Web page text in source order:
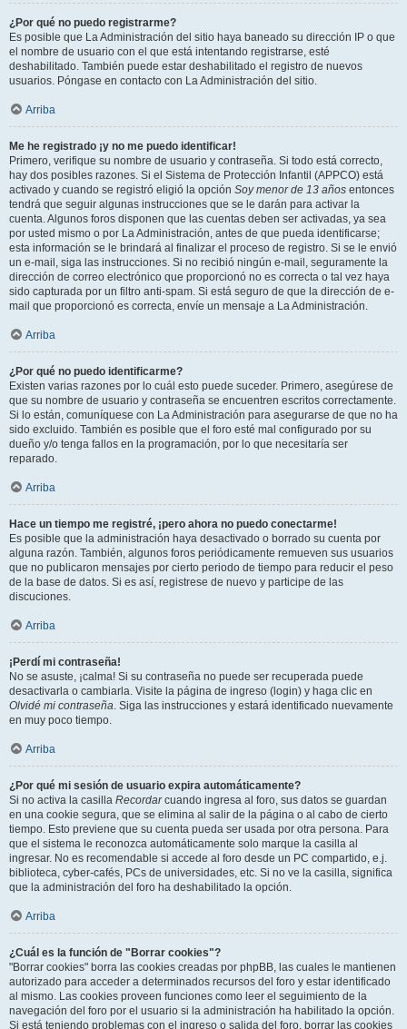
¿Por qué no puedo registrarme?
Es posible que La Administración del sitio haya baneado su dirección IP o que
el nombre de usuario con el que está intentando registrarse, esté
deshabilitado. También puede estar deshabilitado el registro de nuevos
usuarios. Póngase en contacto con La Administración del sitio.
Arriba
Me he registrado ¡y no me puedo identificar!
Primero, verifique su nombre de usuario y contraseña. Si todo está correcto,
hay dos posibles razones. Si el Sistema de Protección Infantil (APPCO) está
activado y cuando se registró eligió la opción Soy menor de 13 años entonces
tendrá que seguir algunas instrucciones que se le darán para activar la
cuenta. Algunos foros disponen que las cuentas deben ser activadas, ya sea
por usted mismo o por La Administración, antes de que pueda identificarse;
esta información se le brindará al finalizar el proceso de registro. Si se le envió
un e-mail, siga las instrucciones. Si no recibió ningún e-mail, seguramente la
dirección de correo electrónico que proporcionó no es correcta o tal vez haya
sido capturada por un filtro anti-spam. Si está seguro de que la dirección de e-
mail que proporcionó es correcta, envíe un mensaje a La Administración.
Arriba
¿Por qué no puedo identificarme?
Existen varias razones por lo cuál esto puede suceder. Primero, asegúrese de
que su nombre de usuario y contraseña se encuentren escritos correctamente.
Si lo están, comuníquese con La Administración para asegurarse de que no ha
sido excluido. También es posible que el foro esté mal configurado por su
dueño y/o tenga fallos en la programación, por lo que necesitaría ser
reparado.
Arriba
Hace un tiempo me registré, ¡pero ahora no puedo conectarme!
Es posible que la administración haya desactivado o borrado su cuenta por
alguna razón. También, algunos foros periódicamente remueven sus usuarios
que no publicaron mensajes por cierto periodo de tiempo para reducir el peso
de la base de datos. Si es así, registrese de nuevo y participe de las
discuciones.
Arriba
¡Perdí mi contraseña!
No se asuste, ¡calma! Si su contraseña no puede ser recuperada puede
desactivarla o cambiarla. Visite la página de ingreso (login) y haga clic en
Olvidé mi contraseña. Siga las instrucciones y estará identificado nuevamente
en muy poco tiempo.
Arriba
¿Por qué mi sesión de usuario expira automáticamente?
Si no activa la casilla Recordarcuando ingresa al foro, sus datos se guardan
en una cookie segura, que se elimina al salir de la página o al cabo de cierto
tiempo. Esto previene que su cuenta pueda ser usada por otra persona. Para
que el sistema le reconozca automáticamente solo marque la casilla al
ingresar. No es recomendable si accede al foro desde un PC compartido, e.j.
biblioteca, cyber-cafés, PCs de universidades, etc. Si no ve la casilla, significa
que la administración del foro ha deshabilitado la opción.
Arriba
¿Cuál es la función de "Borrar cookies"?
"Borrar cookies" borra las cookies creadas por phpBB, las cuales le mantienen
autorizado para acceder a determinados recursos del foro y estar identificado
al mismo. Las cookies proveen funciones como leer el seguimiento de la
navegación del foro por el usuario si la administración ha habilitado la opción.
Si está teniendo problemas con el ingreso o salida del foro, borrar las cookies